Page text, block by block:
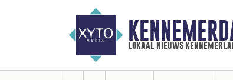
lokaal nieuws